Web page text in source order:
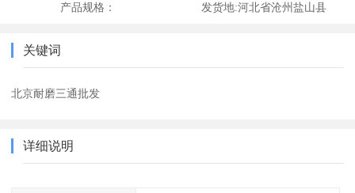
产品规格： 发货地:河北省沧州盐山县
关键词
北京耐磨三通批发
详细说明